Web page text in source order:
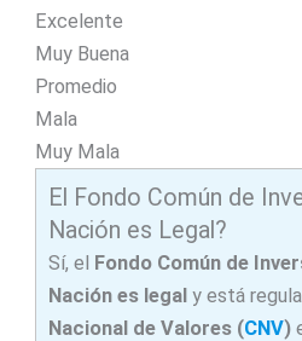
Excelente
Muy Buena
Promedio
Mala
Muy Mala
El Fondo Común de
Nación es Legal?
Sí, el Fondo Común de
Nación es legal y está
Nacional de Valores (CNV)